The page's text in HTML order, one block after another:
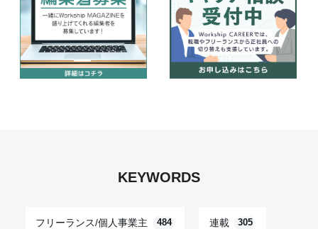
KEYWORDS
フリーランス/個人事業主 484 連載 305